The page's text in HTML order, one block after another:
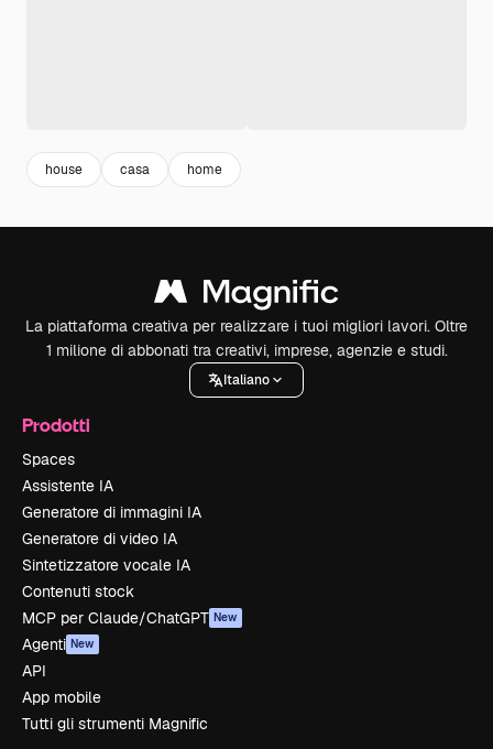
house casa home
La piattaforma creativa per realizzare i tuoi migliori lavori. Oltre
1 milione di abbonati tra creativi, imprese, agenzie e studi.
Italiano
Prodotti
Spaces
Assistente IA
Generatore di immagini IA
Generatore di video IA
Sintetizzatore vocale IA
Contenuti stock
MCP per Claude/ChatGPT New
Agenti New
API
App mobile
Tutti gli strumenti Magnific